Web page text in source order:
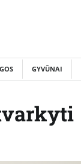
GYVŪNAI